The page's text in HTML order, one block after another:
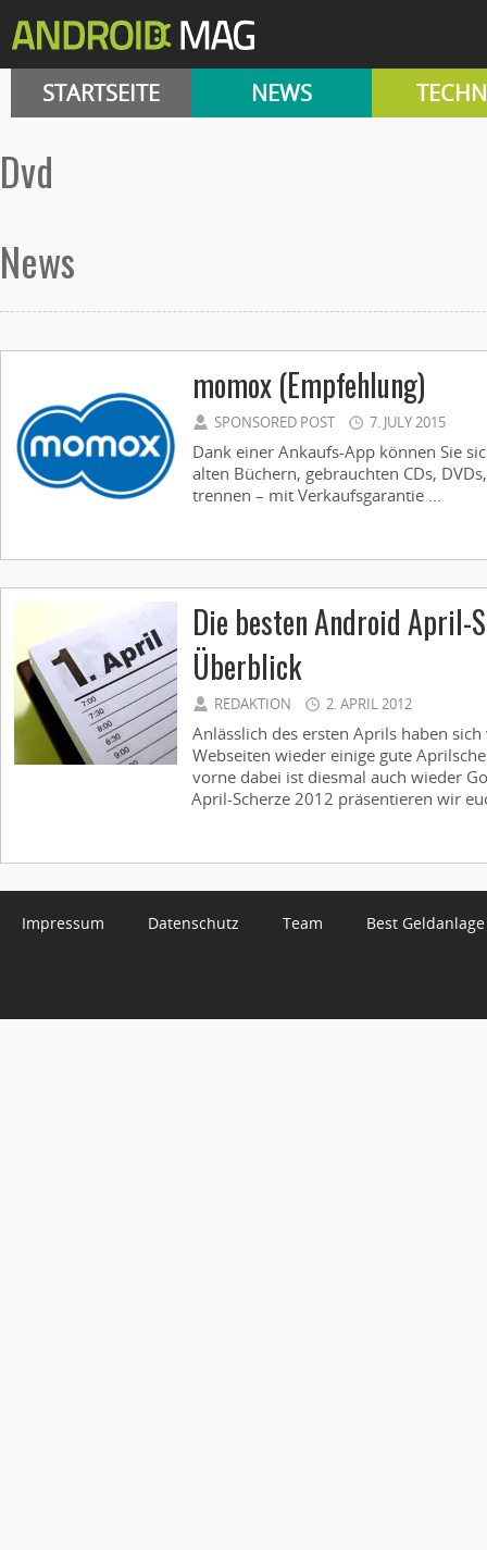
STARTSEITE NEWS
dvd
News
momox (Empfehlung)
SPONSORED POST 7. JULY 2015
Dank einer Ankaufs-App können Sie
alten Büchern, gebrauchten CDs,
trennen – mit Verkaufsgarantie ...
Die besten Android April-
Überblick
REDAKTION 2. APRIL 2012
Anlässlich des ersten Aprils haben
Webseiten wieder einige gute
vorne dabei ist diesmal auch wieder
April-Scherze 2012 präsentieren wir
Impressum Datenschutz Team Best Geldanlage